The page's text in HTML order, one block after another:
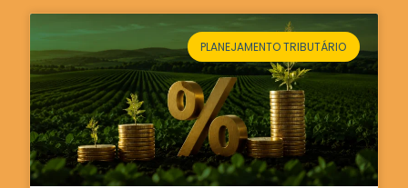
PLANEJAMENTO TRIBUTÁRIO